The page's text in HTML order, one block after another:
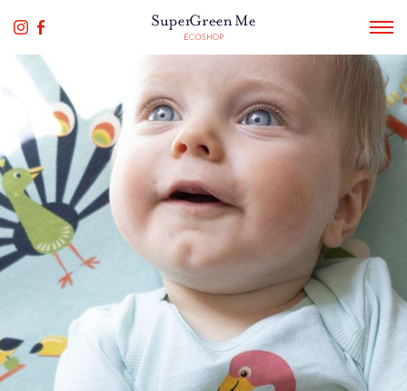
COLLECTIONS
NEWS
ESHOP
ABOUT
CONTACT